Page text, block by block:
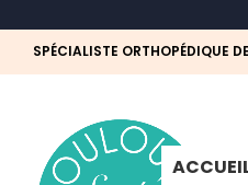
SPÉCIALISTE ORTHOPÉDIQUE